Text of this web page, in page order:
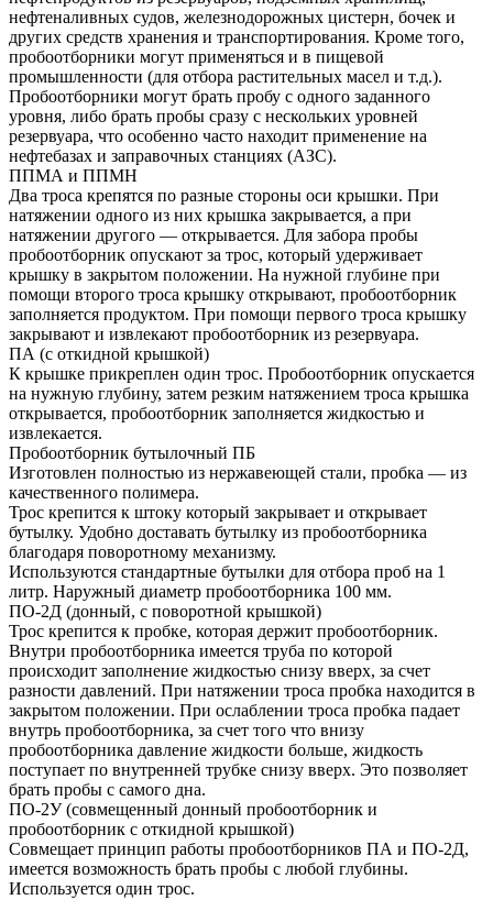
нефтеналивных судов, железнодорожных цистерн, бочек и
других средств хранения и транспортирования. Кроме того,
пробоотборники могут применяться и в пищевой
промышленности (для отбора растительных масел и т.д.).
Пробоотборники могут брать пробу с одного заданного
уровня, либо брать пробы сразу с нескольких уровней
резервуара, что особенно часто находит применение на
нефтебазах и заправочных станциях (АЗС).
ППМА и ППМН
Два троса крепятся по разные стороны оси крышки. При
натяжении одного из них крышка закрывается, а при
натяжении другого — открывается. Для забора пробы
пробоотборник опускают за трос, который удерживает
крышку в закрытом положении. На нужной глубине при
помощи второго троса крышку открывают, пробоотборник
заполняется продуктом. При помощи первого троса крышку
закрывают и извлекают пробоотборник из резервуара.
ПА (с откидной крышкой)
К крышке прикреплен один трос. Пробоотборник опускается
на нужную глубину, затем резким натяжением троса крышка
открывается, пробоотборник заполняется жидкостью и
извлекается.
Пробоотборник бутылочный ПБ
Изготовлен полностью из нержавеющей стали, пробка — из
качественного полимера.
Трос крепится к штоку который закрывает и открывает
бутылку. Удобно доставать бутылку из пробоотборника
благодаря поворотному механизму.
Используются стандартные бутылки для отбора проб на 1
литр. Наружный диаметр пробоотборника 100 мм.
ПО-2Д (донный, с поворотной крышкой)
Трос крепится к пробке, которая держит пробоотборник.
Внутри пробоотборника имеется труба по которой
происходит заполнение жидкостью снизу вверх, за счет
разности давлений. При натяжении троса пробка находится в
закрытом положении. При ослаблении троса пробка падает
внутрь пробоотборника, за счет того что внизу
пробоотборника давление жидкости больше, жидкость
поступает по внутренней трубке снизу вверх. Это позволяет
брать пробы с самого дна.
ПО-2У (совмещенный донный пробоотборник и
пробоотборник с откидной крышкой)
Совмещает принцип работы пробоотборников ПА и ПО-2Д,
имеется возможность брать пробы с любой глубины.
Используется один трос.